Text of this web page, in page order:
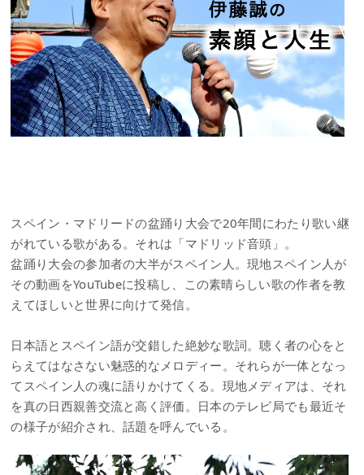
スペイン・マドリードの盆踊り大会で20年間にわたり歌い継
がれている歌がある。それは「マドリッド音頭」。
盆踊り大会の参加者の大半がスペイン人。現地スペイン人が
その動画をYouTubeに投稿し、この素晴らしい歌の作者を教
えてほしいと世界に向けて発信。
日本語とスペイン語が交錯した絶妙な歌詞。聴く者の心をと
らえてはなさない魅惑的なメロディー。それらが一体となっ
てスペイン人の魂に語りかけてくる。現地メディアは、それ
を真の日西親善交流と高く評価。日本のテレビ局でも最近そ
の様子が紹介され、話題を呼んでいる。